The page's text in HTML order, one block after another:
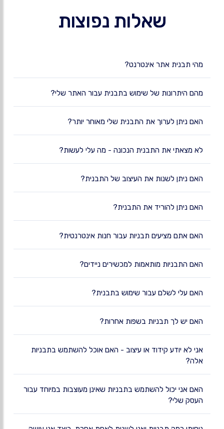
שאלות נפוצות
מהי תבנית אתר אינטרנט?
מהם היתרונות של שימוש בתבנית עבור האתר שלי?
האם ניתן לערוך את התבנית שלי מאוחר יותר?
לא מצאתי את התבנית הנכונה - מה עלי לעשות?
האם ניתן לשנות את העיצוב של התבנית?
האם ניתן להוריד את התבנית?
האם אתם מציעים תבניות עבור חנות אינטרנטית?
האם התבניות מותאמות למכשירים ניידים?
האם עלי לשלם עבור שימוש בתבנית?
האם יש לך תבניות בשפות אחרות?
אני לא יודע קידוד או עיצוב - האם אוכל להשתמש בתבניות
אלה?
האם אני יכול להשתמש בתבניות שאינן מעוצבות במיוחד עבור
העסק שלי?